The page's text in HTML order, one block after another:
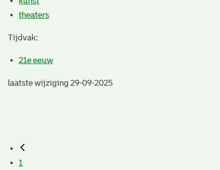
theaters
Tijdvak:
21e eeuw
laatste wijziging 29-09-2025
1